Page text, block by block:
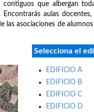
que albergan
aulas
asociaciones de
Selecciona el
EDIFICIO A
EDIFICIO B
EDIFICIO C
EDIFICIO D